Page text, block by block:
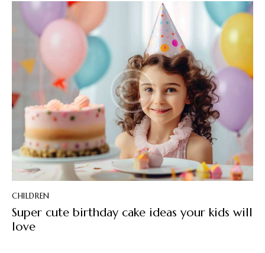
CHILDREN
Super cute birthday cake ideas your kids will
love